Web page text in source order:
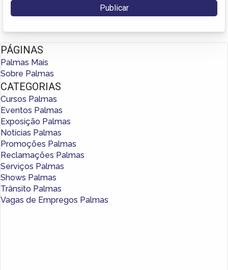
PÁGINAS
Palmas Mais
Sobre Palmas
CATEGORIAS
Cursos Palmas
Eventos Palmas
Exposição Palmas
Notícias Palmas
Promoções Palmas
Reclamações Palmas
Serviços Palmas
Shows Palmas
Trânsito Palmas
Vagas de Empregos Palmas